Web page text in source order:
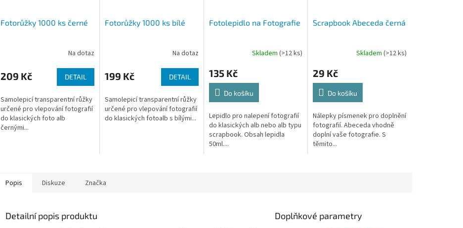
Fotorůžky 1000 ks černé
Na dotaz
209 Kč DETAIL
Samolepicí transparentní růžky
určené pro vlepování fotografií
do klasických foto alb
černými...
Fotorůžky 1000 ks bílé
Na dotaz
199 Kč DETAIL
Samolepicí transparentní růžky
určené pro vlepování fotografií
do klasických fotoalb s bílými...
Fotolepidlo na Fotografie
Skladem(>12 ks)
135 Kč
Do košíku
Lepidlo pro nalepení fotografií
do klasických alb nebo alb typu
scrapbook. Obsah lepidla
50ml....
Scrapbook Abeceda černá
Skladem (>12 ks)
29 Kč
Do košíku
Nálepky písmenek pro doplnění
fotografií. Abeceda vhodně
doplní vaše fotografie. S
těmito...
Popis Diskuze Značka
Detailní popis produktu Doplňkové parametry